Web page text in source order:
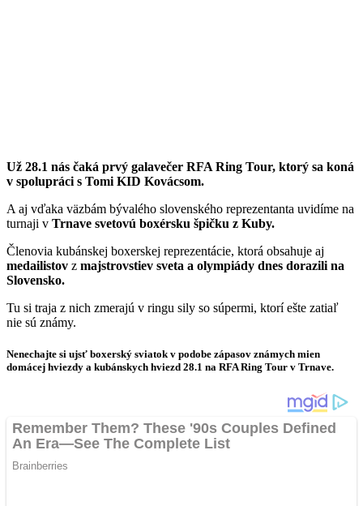
Už 28.1 nás čaká prvý galavečer RFA Ring Tour, ktorý sa koná
v spolupráci s Tomi KID Kovácsom.
A aj vďaka väzbám bývalého slovenského reprezentanta uvidíme na
turnaji v Trnave svetovú boxérsku špičku z Kuby.
Členovia kubánskej boxerskej reprezentácie, ktorá obsahuje aj
medailistov z majstrovstiev sveta a olympiády dnes dorazili na
Slovensko.
Tu si traja z nich zmerajú v ringu sily so súpermi, ktorí ešte zatiaľ
nie sú známy.
Nenechajte si ujsť boxerský sviatok v podobe zápasov známych mien
domácej hviezdy a kubánskych hviezd 28.1 na RFA Ring Tour v Trnave.